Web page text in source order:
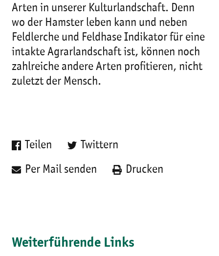
Arten in unserer Kulturlandschaft. Denn
wo der Hamster leben kann und neben
Feldlerche und Feldhase Indikator für eine
intakte Agrarlandschaft ist, können noch
zahlreiche andere Arten profitieren, nicht
zuletzt der Mensch.
Teilen Twittern
Per Mail senden Drucken
Weiterführende Links